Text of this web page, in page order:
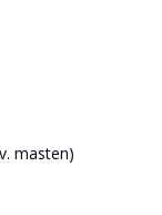
masten)